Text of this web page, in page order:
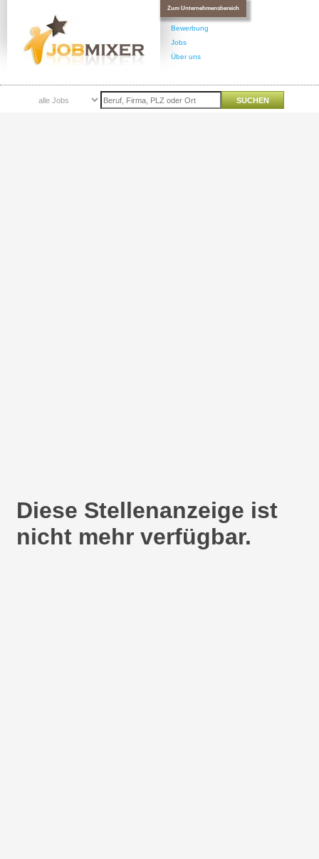
Zum Unternehmensbereich
Bewerbung
Jobs
Über uns